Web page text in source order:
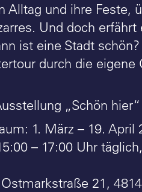
Alltag und ihre Feste,
Und doch
ist eine Stadt
durch die
„Schön
1. März – 19. April
– 17:00 Uhr
21,